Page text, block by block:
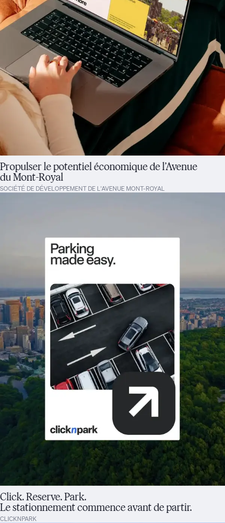
Propulser le potentiel économique de l’Avenue
du Mont-Royal
SOCIÉTÉ DE DÉVELOPPEMENT DE L'AVENUE MONT-ROYAL
Click. Reserve. Park.
Le stationnement commence avant de partir.
CLICKNPARK